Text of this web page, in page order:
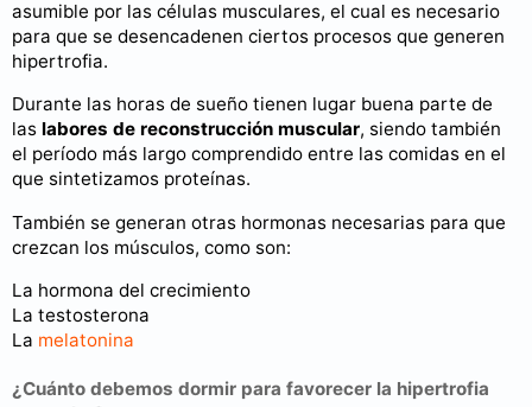
asumible por las células musculares, el cual es necesario
para que se desencadenen ciertos procesos que generen
hipertrofia.
Durante las horas de sueño tienen lugar buena parte de
las labores de reconstrucción muscular, siendo también
el período más largo comprendido entre las comidas en el
que sintetizamos proteínas.
También se generan otras hormonas necesarias para que
crezcan los músculos, como son:
La hormona del crecimiento
La testosterona
La melatonina
¿Cuánto debemos dormir para favorecer la hipertrofia